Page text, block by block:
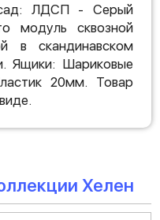
ЛДСП - Cерый
модуль сквозной
в скандинавском
Ящики: Шариковые
20мм. Товар
Хелен